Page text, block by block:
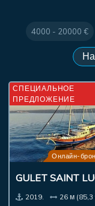
4000 - 20000 €
Онлайн-
GULET SAINT
2019.
26 м (85,3
СПЕЦИАЛЬНОЕ
ПРЕДЛОЖЕНИЕ